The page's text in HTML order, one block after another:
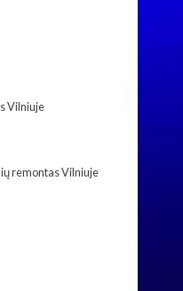
Vilniuje
remontas Vilniuje